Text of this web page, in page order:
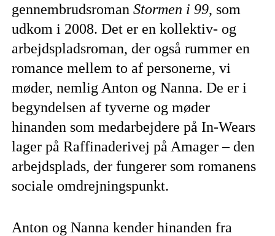
gennembrudsromanStormen i 99, som
udkom i 2008. Det er en kollektiv- og
arbejdspladsroman, der også rummer en
romance mellem to af personerne, vi
møder, nemlig Anton og Nanna. De er i
begyndelsen af tyverne og møder
hinanden som medarbejdere på In-Wears
lager på Raffinaderivej på Amager – den
arbejdsplads, der fungerer som romanens
sociale omdrejningspunkt.
Anton og Nanna kender hinanden fra